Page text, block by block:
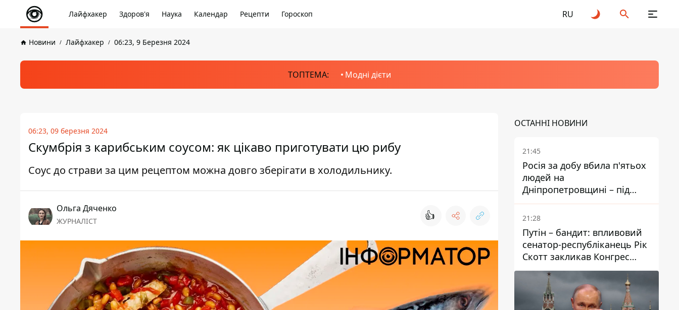
Лайфхакер Здоров'я Наука Календар Рецепти Гороскоп RU
Новини Лайфхакер 06:23, 9 Березня 2024
ТОПТЕМА: Модні дієти
06:23, 09 березня 2024
Скумбрія з карибським соусом: як цікаво приготувати цю рибу
Соус до страви за цим рецептом можна довго зберігати в холодильнику.
Ольга Дяченко
ЖУРНАЛІСТ 👍
ОСТАННІ НОВИНИ
21:45
Росія за добу вбила п'ятьох
людей на
Дніпропетровщині – під
ударами опинилися п'ять
районів області
21:28
Путін – бандит: впливовий
сенатор-республіканець Рік
Скотт закликав Конгрес
притягнути РФ до
відповідальності за війну в
Україні